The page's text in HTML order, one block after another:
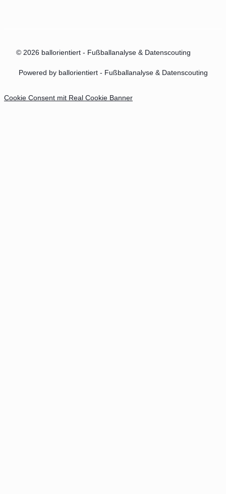
© 2026 ballorientiert - Fußballanalyse & Datenscouting
Powered by ballorientiert - Fußballanalyse & Datenscouting
Cookie Consent mit Real Cookie Banner